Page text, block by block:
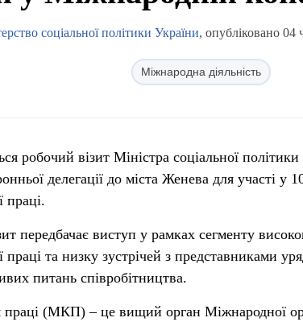
соціальної політики України, опубліковано 04
Міжнародна діяльність
робочий візит Міністра соціальної
делегації до міста Женева для участі у
праці.
передбачає виступ у рамках сегменту
та низку зустрічей з представниками
питань співробітництва.
(МКП) – це вищий орган Міжнародної